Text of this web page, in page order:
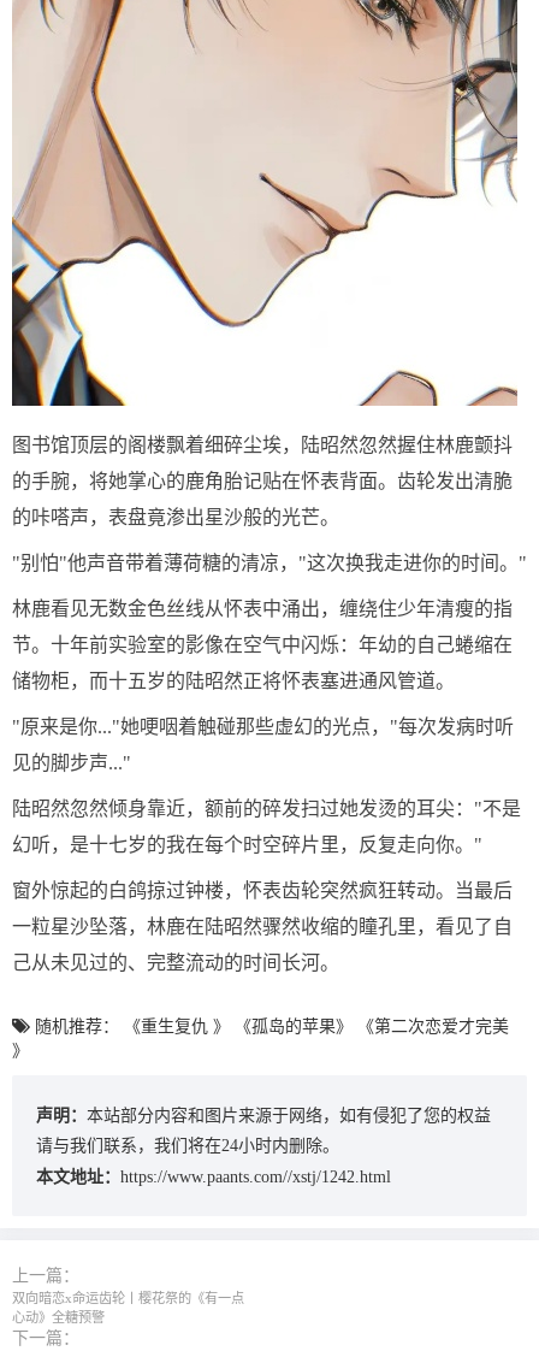
图书馆顶层的阁楼飘着细碎尘埃，陆昭然忽然握住林鹿颤抖
的手腕，将她掌心的鹿角胎记贴在怀表背面。齿轮发出清脆
的咔嗒声，表盘竟渗出星沙般的光芒。
"别怕"他声音带着薄荷糖的清凉，"这次换我走进你的时间。"
林鹿看见无数金色丝线从怀表中涌出，缠绕住少年清瘦的指
节。十年前实验室的影像在空气中闪烁：年幼的自己蜷缩在
储物柜，而十五岁的陆昭然正将怀表塞进通风管道。
"原来是你..."她哽咽着触碰那些虚幻的光点，"每次发病时听
见的脚步声..."
陆昭然忽然倾身靠近，额前的碎发扫过她发烫的耳尖："不是
幻听，是十七岁的我在每个时空碎片里，反复走向你。"
窗外惊起的白鸽掠过钟楼，怀表齿轮突然疯狂转动。当最后
一粒星沙坠落，林鹿在陆昭然骤然收缩的瞳孔里，看见了自
己从未见过的、完整流动的时间长河。
随机推荐： 《重生复仇 》 《孤岛的苹果》
《第二次恋爱才完美
》
声明： 本站部分内容和图片来源于网络，如有侵犯了您的权益
请与我们联系，我们将在24小时内删除。
本文地址： https://www.paants.com//xstj/1242.html
上一篇：
双向暗恋x命运齿轮丨樱花祭的《有一点
心动》全糖预警
下一篇：